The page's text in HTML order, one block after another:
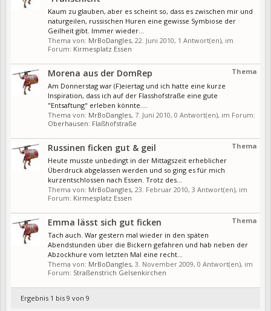
Kaum zu glauben, aber es scheint so, dass es zwischen mir und
naturgeilen, russischen Huren eine gewisse Symbiose der
Geilheit gibt. Immer wieder...
Thema von: MrBoDangles, 22. Juni 2010, 1 Antwort(en), im
Forum: Kirmesplatz Essen
Thema
Morena aus der DomRep
Am Donnerstag war (F)eiertag und ich hatte eine kurze
Inspiration, dass ich auf der Flasshofstraße eine gute
"Entsaftung" erleben könnte....
Thema von: MrBoDangles, 7. Juni 2010, 0 Antwort(en), im Forum:
Oberhausen: Flaßhofstraße
Thema
Russinen ficken gut & geil
Heute musste unbedingt in der Mittagszeit erheblicher
Überdruck abgelassen werden und so ging es für mich
kurzentschlossen nach Essen. Trotz des...
Thema von: MrBoDangles, 23. Februar 2010, 3 Antwort(en), im
Forum: Kirmesplatz Essen
Thema
Emma lässt sich gut ficken
Tach auch. War gestern mal wieder in den späten
Abendstunden über die Bickern gefahren und hab neben der
Abzockhure vom letzten Mal eine recht...
Thema von: MrBoDangles, 3. November 2009, 0 Antwort(en), im
Forum: Straßenstrich Gelsenkirchen
Ergebnis 1 bis 9 von 9